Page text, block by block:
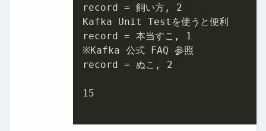
record = 飼い方, 2
Kafka Unit Testを使うと便利
record = 本当すこ, 1
※Kafka 公式 FAQ 参照
record = ぬこ, 2
15